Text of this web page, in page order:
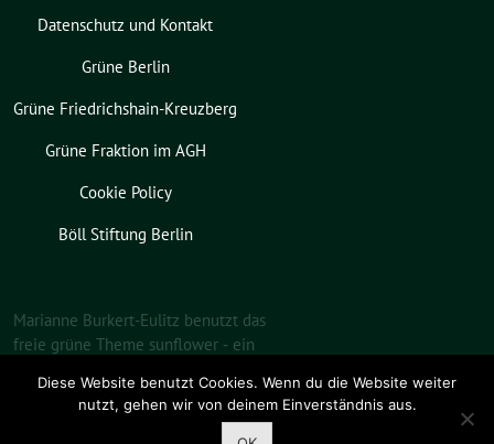
Datenschutz und Kontakt
Grüne Berlin
Grüne Friedrichshain-Kreuzberg
Grüne Fraktion im AGH
Cookie Policy
Böll Stiftung Berlin
Marianne Burkert-Eulitz benutzt das
freie grüne Theme sunflower ‐ ein
Diese Website benutzt Cookies. Wenn du die Website weiter
nutzt, gehen wir von deinem Einverständnis aus.